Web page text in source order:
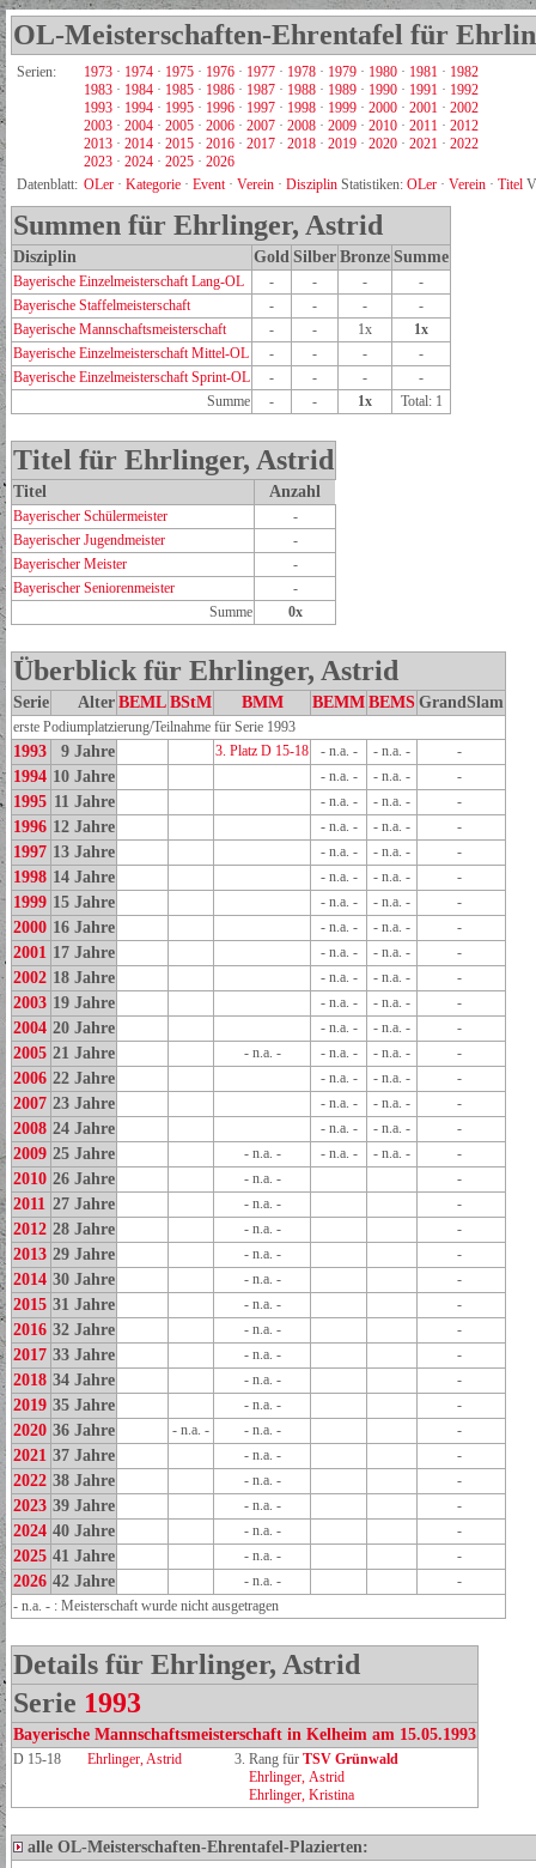
OL-Meisterschaften-Ehrentafel für
Serien: 1973 · 1974 · 1975 · 1976 · 1977 · 1978 · 1979 · 1980 · 1981 · 1982
1983 · 1984 · 1985 · 1986 · 1987 · 1988 · 1989 · 1990 · 1991 · 1992
1993 · 1994 · 1995 · 1996 · 1997 · 1998 · 1999 · 2000 · 2001 · 2002
2003 · 2004 · 2005 · 2006 · 2007 · 2008 · 2009 · 2010 · 2011 · 2012
2013 · 2014 · 2015 · 2016 · 2017 · 2018 · 2019 · 2020 · 2021 · 2022
2023 · 2024 · 2025 · 2026
Datenblatt: OLer · Kategorie · Event· Verein · Disziplin Statistiken: OLer · Verein · Titel
Summen für Ehrlinger, Astrid
Disziplin Gold Silber Bronze Summe
Bayerische Einzelmeisterschaft Lang-OL - - -
-
Bayerische Staffelmeisterschaft
- - -
-
Bayerische Mannschaftsmeisterschaft
- - 1x
1x
Bayerische Einzelmeisterschaft Mittel-OL
- - -
-
Bayerische Einzelmeisterschaft Sprint-OL
- - -
-
Summe
- - 1x Total: 1
Titel für Ehrlinger, Astrid
Titel Anzahl
Bayerischer Schülermeister
-
Bayerischer Jugendmeister
-
Bayerischer Meister
-
Bayerischer Seniorenmeister
-
Summe
0x
Überblick für Ehrlinger, Astrid
Serie Alter BEML BStM BMM BEMM BEMS GrandSlam
erste Podiumplatzierung/Teilnahme für Serie 1993
1993 9 Jahre 3. Platz D 15-18 - n.a. - - n.a. - -
1994 10 Jahre - n.a. - - n.a. - -
1995 11 Jahre - n.a. - - n.a. - -
1996 12 Jahre - n.a. - - n.a. - -
1997 13 Jahre - n.a. - - n.a. - -
1998 14 Jahre - n.a. - - n.a. - -
1999 15 Jahre - n.a. - - n.a. - -
2000 16 Jahre - n.a. - - n.a. - -
2001 17 Jahre - n.a. - - n.a. - -
2002 18 Jahre - n.a. - - n.a. - -
2003 19 Jahre - n.a. - - n.a. - -
2004 20 Jahre - n.a. - - n.a. - -
2005 21 Jahre - n.a. - - n.a. - - n.a. - -
2006 22 Jahre - n.a. - - n.a. - -
2007 23 Jahre - n.a. - - n.a. - -
2008 24 Jahre - n.a. - - n.a. - -
2009 25 Jahre - n.a. - - n.a. - - n.a. - -
2010 26 Jahre - n.a. - -
2011 27 Jahre - n.a. - -
2012 28 Jahre - n.a. - -
2013 29 Jahre - n.a. - -
2014 30 Jahre - n.a. - -
2015 31 Jahre - n.a. - -
2016 32 Jahre - n.a. - -
2017 33 Jahre - n.a. - -
2018 34 Jahre - n.a. - -
2019 35 Jahre - n.a. - -
2020 36 Jahre - n.a. - - n.a. - -
2021 37 Jahre - n.a. - -
2022 38 Jahre - n.a. - -
2023 39 Jahre - n.a. - -
2024 40 Jahre - n.a. - -
2025 41 Jahre - n.a. - -
2026 42 Jahre - n.a. -
-
- n.a. - : Meisterschaft wurde nicht ausgetragen
Details für Ehrlinger, Astrid
Serie 1993
Bayerische Mannschaftsmeisterschaft in Kelheim am 15.05.1993
D 15-18 Ehrlinger, Astrid 3. Rang für TSV Grünwald
Ehrlinger, Astrid
Ehrlinger, Kristina
alle OL-Meisterschaften-Ehrentafel-Plazierten: